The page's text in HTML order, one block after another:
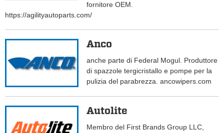
fornitore OEM.
https://agilityautoparts.com/
Anco
anche parte di Federal Mogul. Produttore
di spazzole tergicristallo e pompe per la
pulizia del parabrezza. ancowipers.com
Autolite
Membro del First Brands Group LLC,